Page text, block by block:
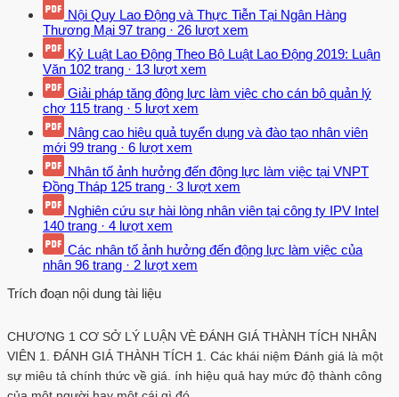
Nội Quy Lao Động và Thực Tiễn Tại Ngân Hàng
Thương Mại 97 trang · 26 lượt xem
Kỷ Luật Lao Động Theo Bộ Luật Lao Động 2019: Luận
Văn 102 trang · 13 lượt xem
Giải pháp tăng động lực làm việc cho cán bộ quản lý
chợ 115 trang · 5 lượt xem
Nâng cao hiệu quả tuyển dụng và đào tạo nhân viên
mới 99 trang · 6 lượt xem
Nhân tố ảnh hưởng đến động lực làm việc tại VNPT
Đồng Tháp 125 trang · 3 lượt xem
Nghiên cứu sự hài lòng nhân viên tại công ty IPV Intel
140 trang · 4 lượt xem
Các nhân tố ảnh hưởng đến động lực làm việc của
nhân 96 trang · 2 lượt xem
Trích đoạn nội dung tài liệu
CHƯƠNG 1 CƠ SỞ LÝ LUẬN VÈ ĐÁNH GIÁ THÀNH TÍCH NHÂN
VIÊN 1. ĐÁNH GIÁ THÀNH TÍCH 1. Các khái niệm Đánh giá là một
sự miêu tả chính thức về giá. ính hiệu quả hay mức độ thành công